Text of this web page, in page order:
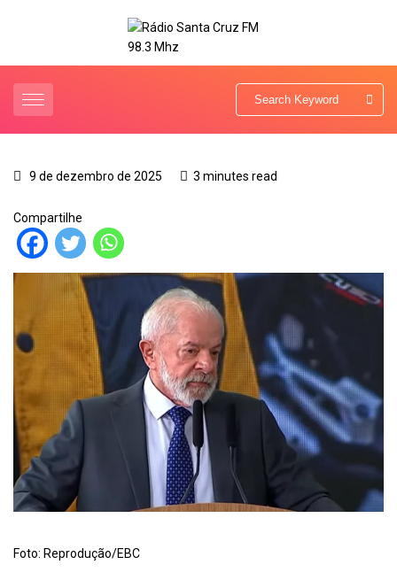
9 de dezembro de 2025 3 minutes read
Compartilhe
Foto: Reprodução/EBC